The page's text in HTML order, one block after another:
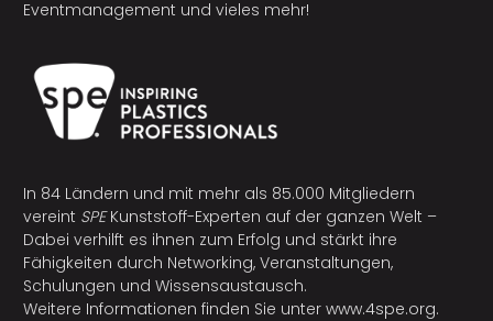
Eventmanagement und vieles mehr!
In 84 Ländern und mit mehr als 85.000 Mitgliedern
vereint SPEKunststoff-Experten auf der ganzen Welt –
Dabei verhilft es ihnen zum Erfolg und stärkt ihre
Fähigkeiten durch Networking, Veranstaltungen,
Schulungen und Wissensaustausch.
Weitere Informationen finden Sie unter www.4spe.org.